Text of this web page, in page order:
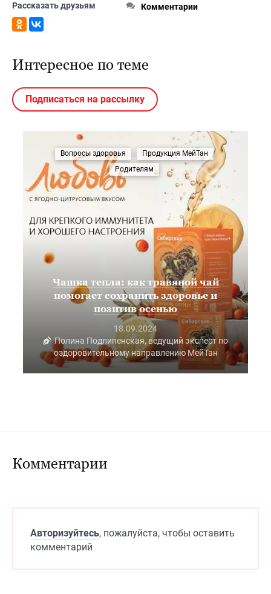
Рассказать друзьям Комментарии
Интересное по теме
Подписаться на рассылку
Вопросы здоровья
Продукция МейТан
Родителям
Чашка тепла: как травяной чай
помогает сохранить здоровье и
позитив осенью
18.09.2024
Полина Подлипенская, ведущий эксперт по
оздоровительному направлению МейТан
Комментарии
Авторизуйтесь, пожалуйста, чтобы оставить
комментарий